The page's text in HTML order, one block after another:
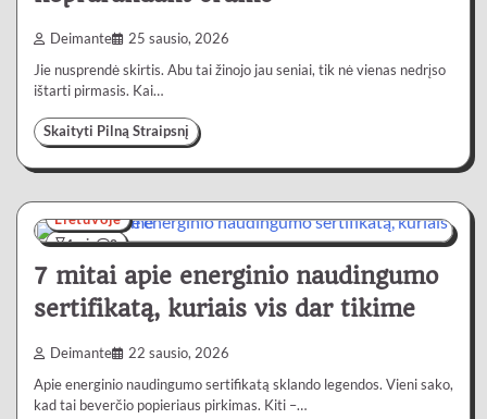
Deimante 25 sausio, 2026
Jie nusprendė skirtis. Abu tai žinojo jau seniai, tik nė vienas nedrįso
ištarti pirmasis. Kai…
Skaityti Pilną Straipsnį
4 min 0
Lietuvoje
7 mitai apie energinio naudingumo
sertifikatą, kuriais vis dar tikime
Deimante 22 sausio, 2026
Apie energinio naudingumo sertifikatą sklando legendos. Vieni sako,
kad tai beverčio popieriaus pirkimas. Kiti –…